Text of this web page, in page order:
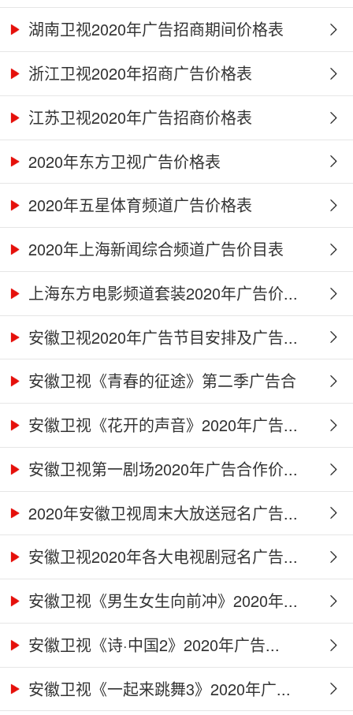
湖南卫视2020年广告招商期间价格表
浙江卫视2020年招商广告价格表
江苏卫视2020年广告招商价格表
2020年东方卫视广告价格表
2020年五星体育频道广告价格表
2020年上海新闻综合频道广告价目表
上海东方电影频道套装2020年广告价...
安徽卫视2020年广告节目安排及广告...
安徽卫视《青春的征途》第二季广告合
作...安徽卫视《花开的声音》2020年广告...
安徽卫视第一剧场2020年广告合作价...
2020年安徽卫视周末大放送冠名广告...
安徽卫视2020年各大电视剧冠名广告...
安徽卫视《男生女生向前冲》2020年...
安徽卫视《诗·中国2》2020年广告...
安徽卫视《一起来跳舞3》2020年广...